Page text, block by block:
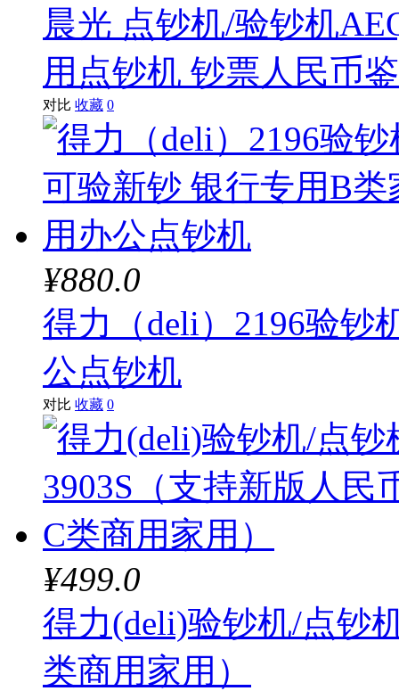
晨光 点钞机/验钞机
用点钞机 钞票人民币
对比 收藏 0
¥880.0
得力（deli）2196验钞
公点钞机
对比 收藏 0
¥499.0
得力(deli)验钞机/点钞
类商用家用）